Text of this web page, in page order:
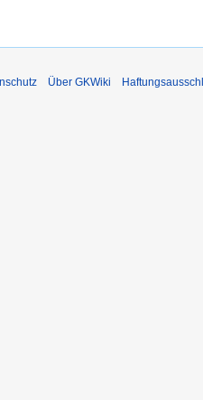
Über GKWiki